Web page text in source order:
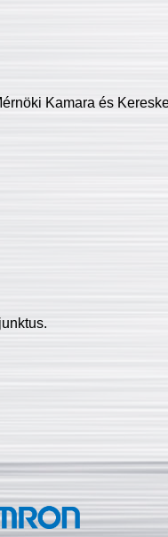
Kamara és